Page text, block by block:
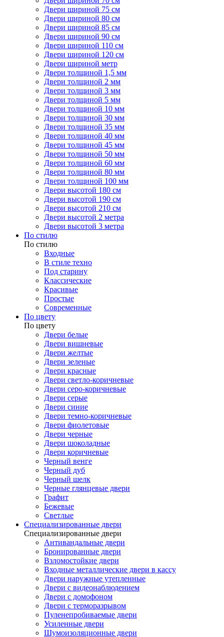
Двери шириной 75 см
Двери шириной 80 см
Двери шириной 85 см
Двери шириной 90 см
Двери шириной 110 см
Двери шириной 120 см
Двери шириной метр
Двери толщиной 1,5 мм
Двери толщиной 2 мм
Двери толщиной 3 мм
Двери толщиной 5 мм
Двери толщиной 10 мм
Двери толщиной 30 мм
Двери толщиной 35 мм
Двери толщиной 40 мм
Двери толщиной 45 мм
Двери толщиной 50 мм
Двери толщиной 60 мм
Двери толщиной 80 мм
Двери толщиной 100 мм
Двери высотой 180 см
Двери высотой 190 см
Двери высотой 210 см
Двери высотой 2 метра
Двери высотой 3 метра
По стилю
По стилю
Входные
В стиле техно
Под старину
Классические
Красивые
Простые
Современные
По цвету
По цвету
Двери белые
Двери вишневые
Двери желтые
Двери зеленые
Двери красные
Двери светло-коричневые
Двери серо-коричневые
Двери серые
Двери синие
Двери темно-коричневые
Двери фиолетовые
Двери черные
Двери шоколадные
Двери коричневые
Черный венге
Черный дуб
Черный шелк
Черные глянцевые двери
Графит
Бежевые
Светлые
Специализированные двери
Специализированные двери
Антивандальные двери
Бронированные двери
Взломостойкие двери
Входные металлические двери в кассу
Двери наружные утепленные
Двери с видеонаблюдением
Двери с домофоном
Двери с терморазрывом
Пуленепробиваемые двери
Усиленные двери
Шумоизоляционные двери